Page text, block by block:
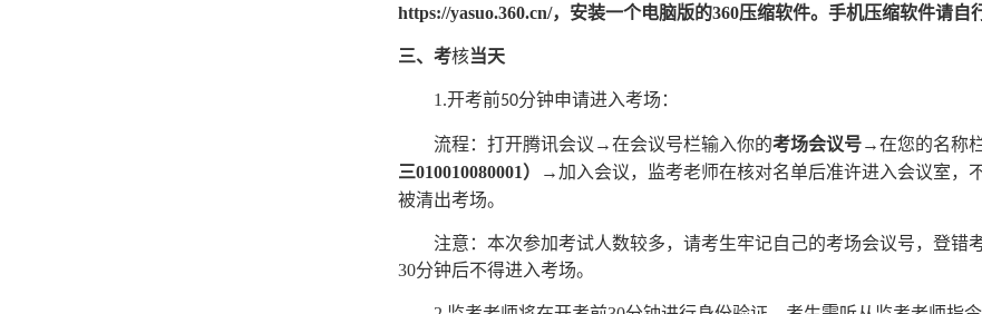
https://yasuo.360.cn/，安装一个电脑版的360压缩软件。手机压缩软件请自
三、考核当天
1.开考前50分钟申请进入考场 ：
流程：打开腾讯会议 →在会议号栏输入你的考场会议号→在您的名称
三010010080001）
→加入会议，监考老师在核对名单后准许进入会议室，
被清出考场。
注意：本次参加考试人数较多，请考生牢记自己的考场会议号，登
30分钟后不得进入考场。